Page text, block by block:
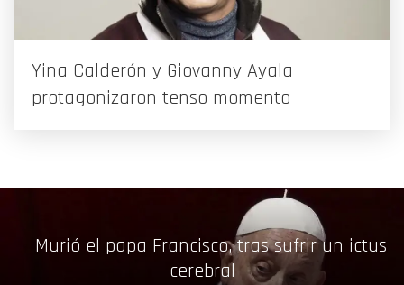
Yina Calderón y Giovanny Ayala
protagonizaron tenso momento
Murió el papa Francisco, tras sufrir un ictus
cerebral